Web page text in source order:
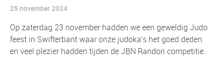
25 november 2024
Op zaterdag 23 november hadden we een geweldig Judo
feest in Swifterbant waar onze judoka’s het goed deden
en veel plezier hadden tijden de JBN Randori competitie.